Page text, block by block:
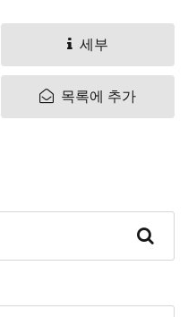
세부
목록에 추가